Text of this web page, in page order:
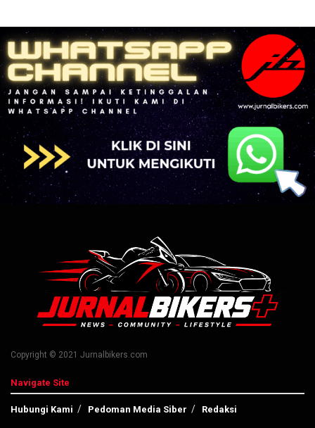
Copyright © 2021 Jurnalbikers.com
Navigate Site
Hubungi Kami Pedoman Media Siber Redaksi